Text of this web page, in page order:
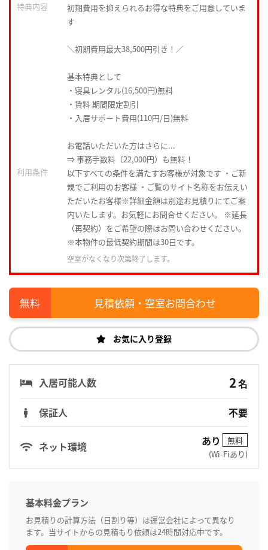
特典内容
初期費用を抑えられるお得な特典をご用意していま
す
＼初期費用最大38,500円引き！／
基本特典として
・寝具レンタル(16,500円)無料
・賃料 期間限定割引
・入居サポート費用(110円/日)無料
お電話いただいた方はさらに...
⇒ 事務手数料（22,000円）も無料！
利用条件
以下すべての条件を満たすお客様が対象です ・ご新
規でご利用のお客様 ・ご覧のサイト名称をお伝えい
ただいたお客様※詳細金額は別途お見積りにてご案
内いたします。お気軽にお問合せください。 ※延長
（再契約）をご希望の際はお問い合わせください。
※本物件の最低契約期間は30日です。
空室がなくなり次第終了します。
見積依頼・空室お問合わせ
お気に入り登録
入居可能人数 2名
保証人
不要
ネット環境 あり
無料
(Wi-Fiあり)
基本料金プラン
お見積りの計算方法（日割り等）は運営会社によって異なり
ます。当サイトからの見積もり依頼は24時間対応中です。